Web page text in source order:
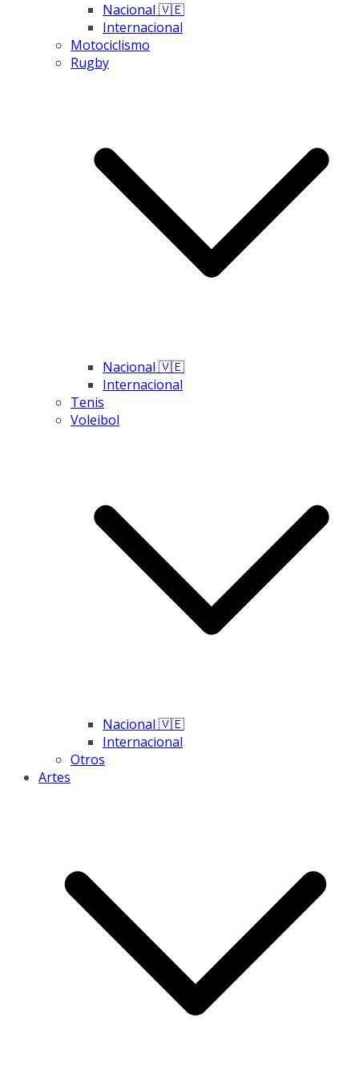
Nacional 🇻🇪
Internacional
Motociclismo
Rugby
Nacional 🇻🇪
Internacional
Tenis
Voleibol
Nacional 🇻🇪
Internacional
Otros
Artes